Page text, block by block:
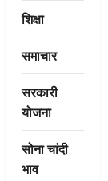
शिक्षा
समाचार
सरकारी
योजना
सोना चांदी
भाव